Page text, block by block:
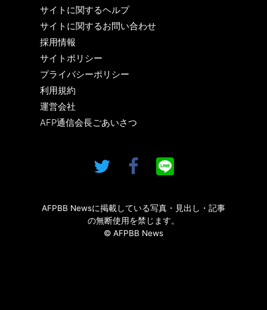
サイトに関するヘルプ
サイトに関するお問い合わせ
採用情報
サイトポリシー
プライバシーポリシー
利用規約
運営会社
AFP通信会長ごあいさつ
AFPBB Newsに掲載している写真・見出し・記事
の無断使用を禁じます。
© AFPBB News